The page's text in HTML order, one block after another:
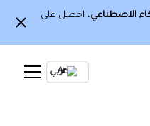
الاصطناعي، احصل على
Ar